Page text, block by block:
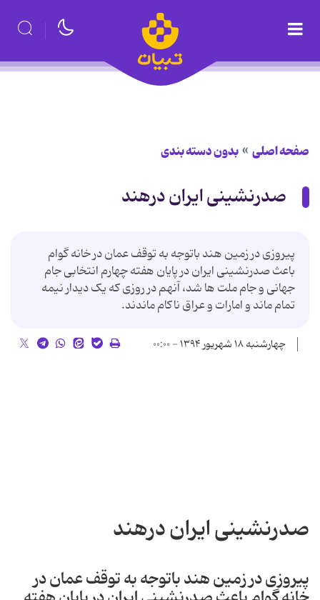
صفحه اصلی بدون دسته بندی
صدرنشینی ایران درهند
پیروزی در زمین هند باتوجه به توقف عمان در خانه گوام
باعث صدرنشینی ایران در پایان هفته چهارم انتخابی جام
جهانی و جام ملت ها شد، آنهم در روزی که یک دیدار نیمه
تمام ماند و امارات و عراق ناکام ماندند.
چهارشنبه ۱۸ شهریور ۱۳۹۴ - ۰۰:۰۰
صدرنشینی ایران درهند
پیروزی در زمین هند باتوجه به توقف عمان در